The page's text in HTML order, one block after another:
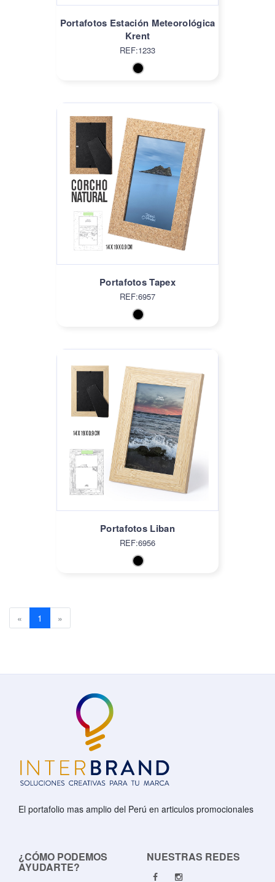
Portafotos Estación Meteorológica
Krent
REF:1233
Portafotos Tapex
REF:6957
Portafotos Liban
REF:6956
« Previous
1 (current)
»
El portafolio mas amplio del Perú en articulos promocionales
¿CÓMO PODEMOS
AYUDARTE?
NUESTRAS REDES